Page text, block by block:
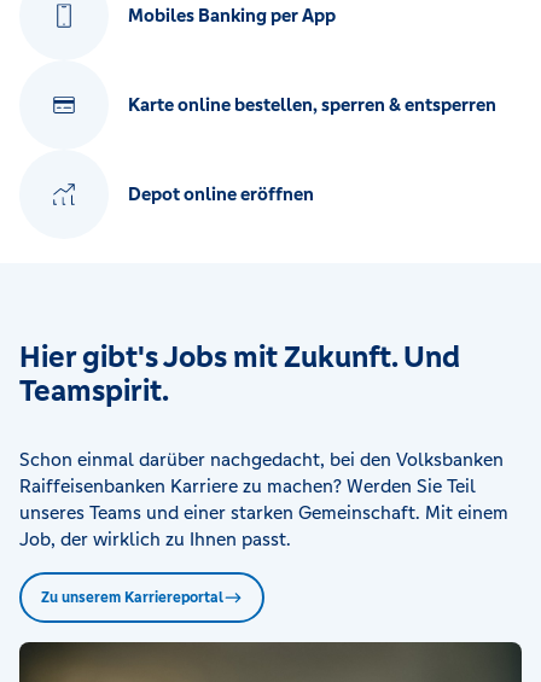
Mobiles Banking per App
Karte online bestellen, sperren & entsperren
Depot online eröffnen
Hier gibt's Jobs mit Zukunft. Und
Teamspirit.
Schon einmal darüber nachgedacht, bei den Volksbanken
Raiffeisenbanken Karriere zu machen? Werden Sie Teil
unseres Teams und einer starken Gemeinschaft. Mit einem
Job, der wirklich zu Ihnen passt.
Zu unserem Karriereportal